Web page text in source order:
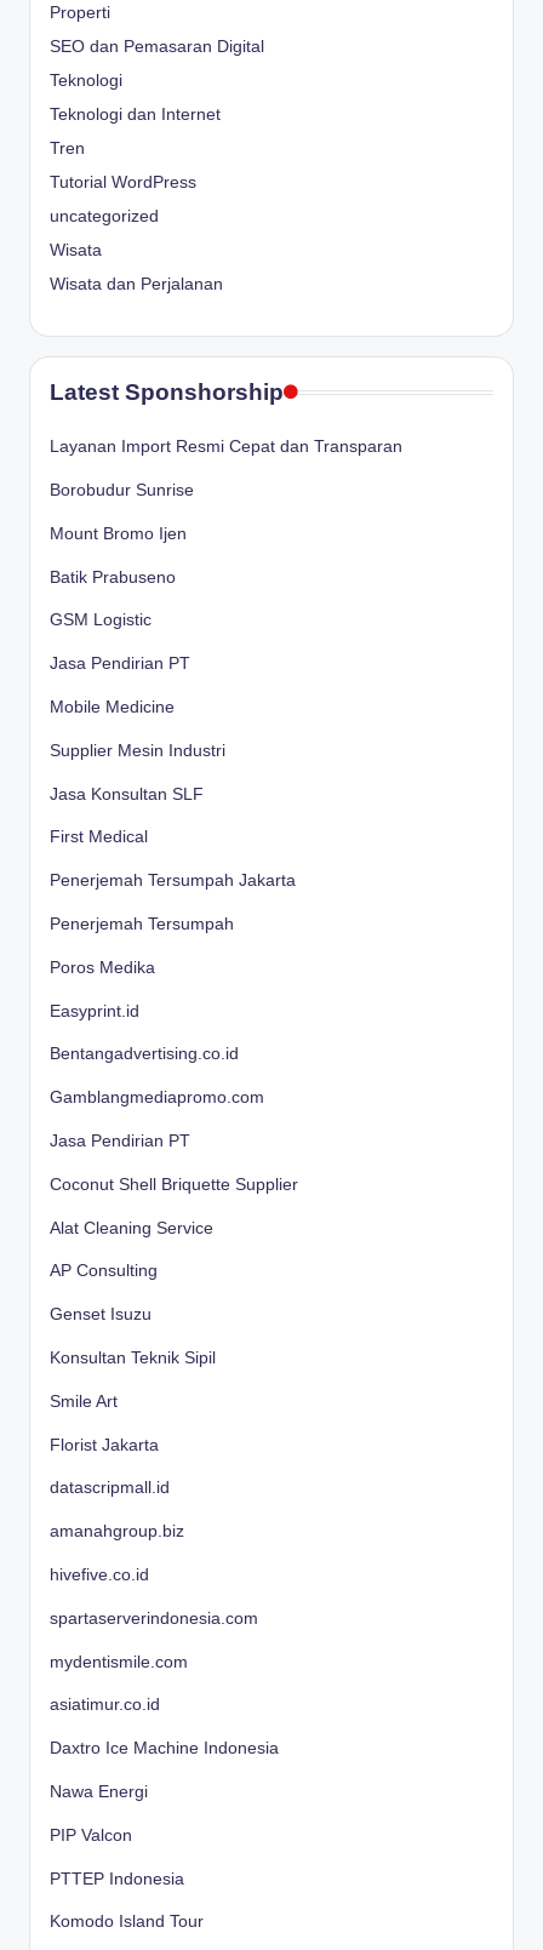
Properti
SEO dan Pemasaran Digital
Teknologi
Teknologi dan Internet
Tren
Tutorial WordPress
uncategorized
Wisata
Wisata dan Perjalanan
Latest Sponshorship
Layanan Import Resmi Cepat dan Transparan
Borobudur Sunrise
Mount Bromo Ijen
Batik Prabuseno
GSM Logistic
Jasa Pendirian PT
Mobile Medicine
Supplier Mesin Industri
Jasa Konsultan SLF
First Medical
Penerjemah Tersumpah Jakarta
Penerjemah Tersumpah
Poros Medika
Easyprint.id
Bentangadvertising.co.id
Gamblangmediapromo.com
Jasa Pendirian PT
Coconut Shell Briquette Supplier
Alat Cleaning Service
AP Consulting
Genset Isuzu
Konsultan Teknik Sipil
Smile Art
Florist Jakarta
datascripmall.id
amanahgroup.biz
hivefive.co.id
spartaserverindonesia.com
mydentismile.com
asiatimur.co.id
Daxtro Ice Machine Indonesia
Nawa Energi
PIP Valcon
PTTEP Indonesia
Komodo Island Tour